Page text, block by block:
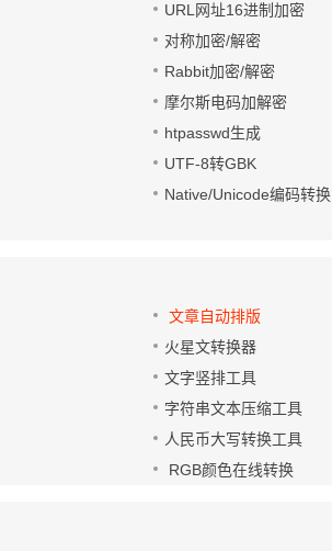
URL网址16进制加密
对称加密/解密
Rabbit加密/解密
摩尔斯电码加解密
htpasswd生成
UTF-8转GBK
Native/Unicode编码转换
文章自动排版
火星文转换器
文字竖排工具
字符串文本压缩工具
人民币大写转换工具
RGB颜色在线转换